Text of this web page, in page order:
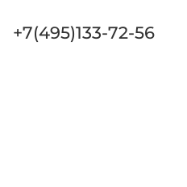
+7(495)133-72-56